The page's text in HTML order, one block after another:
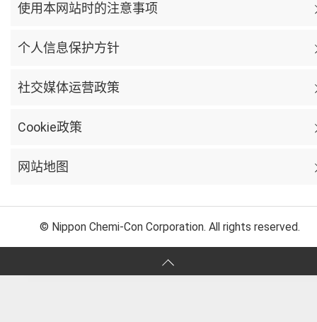
使用本网站时的注意事项
个人信息保护方针
社交媒体运营政策
Cookie政策
网站地图
© Nippon Chemi-Con Corporation. All rights reserved.